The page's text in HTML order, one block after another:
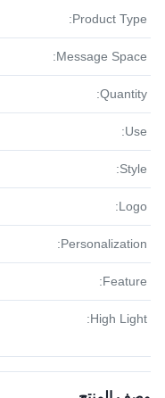
Product Type:
Message Space:
Quantity:
Use:
Style:
Logo:
Personalization:
Feature:
High Light: